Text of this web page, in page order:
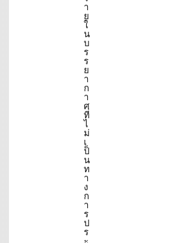
า
ย
ใ
น
บ
ร
ร
ย
า
ก
า
ศ
ที่
ไ
ม่
เ
ป็
น
ท
า
ง
ก
า
ร
ป
ร
ะ